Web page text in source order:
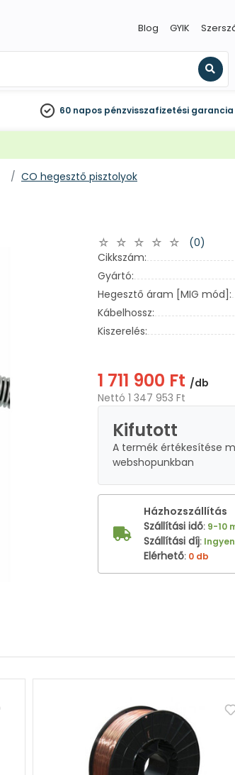
Blog GYIK
60 napos pénzvisszafizetési garancia
CO hegesztő pisztolyok
(0)
Cikkszám:
Gyártó:
Hegesztő áram [MIG mód]:
Kábelhossz:
Kiszerelés:
1 711 900 Ft /db
Nettó 1 347 953 Ft
Kifutott
A termék értékesítése
webshopunkban
Házhozszállítás
Szállítási idő: 9-10
Szállítási díj:
Elérhető: 0 db